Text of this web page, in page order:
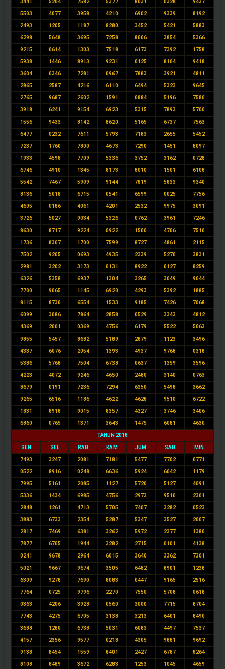
3441 5204 7582 5377 8031 0328 9437
5503 4077 3958 4210 6902 9339 8192
2493 1205 1187 8280 3452 5421 5883
6298 5648 3695 7258 8006 3854 5366
9215 0614 1303 7518 6173 7392 1758
5938 1446 8913 9231 0125 8104 9418
3604 0346 7281 0967 7883 3921 4811
2865 2587 4216 6110 6494 5323 9645
2765 9687 2602 1591 0884 5196 7580
3918 6241 9154 6923 5315 7893 5700
1556 9433 8142 8620 5165 6737 7563
6477 0232 7611 5793 7183 2655 5452
7237 1760 7800 4673 7290 1451 8097
1933 4598 7709 5336 3752 3162 0728
6746 4910 1345 8173 8010 1501 6108
5542 7467 5909 9144 7819 5833 9340
8136 5018 6715 0541 6599 0025 7756
4605 0186 4061 4201 2532 9975 3091
3726 5027 9034 5326 0762 3961 7246
8630 8717 9224 0922 1500 4706 7510
1736 8307 1700 7599 8727 4861 2115
7502 9205 0693 4935 2339 5270 3831
2981 3202 3173 0131 8922 0127 8259
6326 5358 6937 1304 3265 3049 9044
7700 9065 1145 6920 4293 5392 1885
8115 8730 6554 1533 9185 7426 7068
6099 3086 7864 2858 0529 3343 4812
4369 2001 0369 4756 6179 5522 5063
9855 5457 8682 5189 2879 1123 3496
4337 6076 2054 1393 4937 9768 0318
5386 5768 7504 6738 0637 1359 3596
4223 4072 9246 4650 2480 3140 0763
8679 0191 7236 7294 6350 5498 3662
9265 6516 1186 4622 4628 9510 6722
1831 8918 9015 8357 4327 3746 3406
6860 0765 1371 3643 1475 6081 4630
TAHUN 2018
SEN SEL RAB KAM JUM SAB MIN
7493 3247 2081 7181 5477 7702 0771
0522 8916 0248 6636 5924 6042 1179
7995 5161 2085 1127 5720 5127 4091
5336 1434 6985 4756 2973 9510 2301
2848 1261 4713 5705 7407 3282 0523
3883 6733 2354 5287 5347 3527 2007
2817 7469 6381 3262 5972 2377 1380
7877 6705 1944 3282 2715 0101 4138
0241 9678 2964 6015 3640 3362 7301
5021 9667 9674 3505 6482 8901 1238
6309 9278 7690 8083 0447 9165 2516
7764 0725 9796 2270 7550 5708 0618
0363 4206 3928 0560 3000 7715 8704
7743 4275 6705 3138 3213 6401 8490
3688 1280 6738 5031 6083 4497 7537
4157 2356 9577 0218 4305 9881 9692
9138 8454 1559 8401 2427 6787 8264
8108 8489 3672 6283 1253 1045 4659